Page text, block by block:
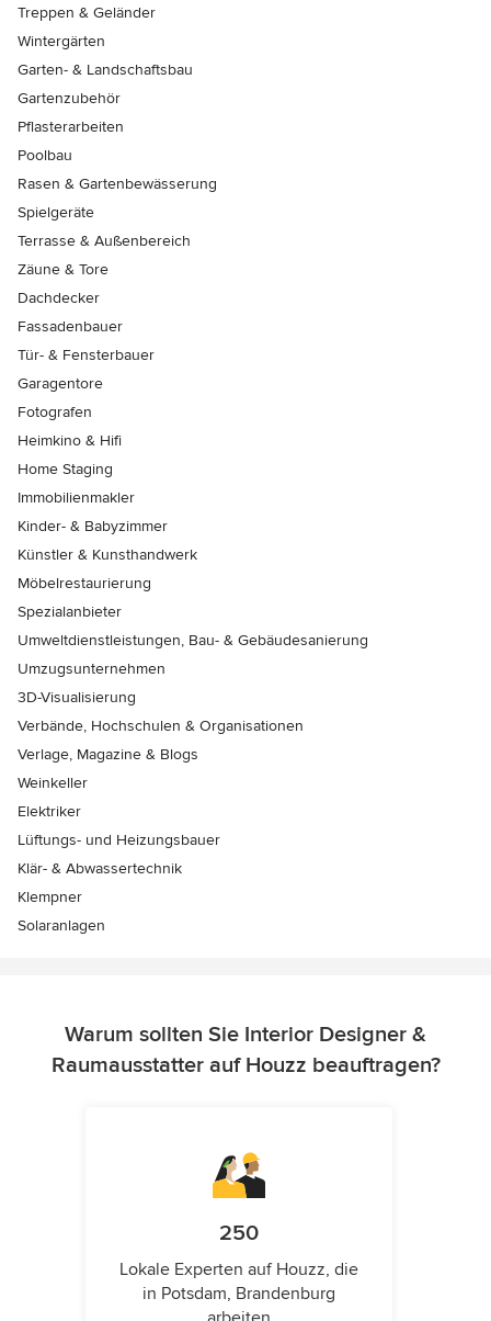
Treppen & Geländer
Wintergärten
Garten- & Landschaftsbau
Gartenzubehör
Pflasterarbeiten
Poolbau
Rasen & Gartenbewässerung
Spielgeräte
Terrasse & Außenbereich
Zäune & Tore
Dachdecker
Fassadenbauer
Tür- & Fensterbauer
Garagentore
Fotografen
Heimkino & Hifi
Home Staging
Immobilienmakler
Kinder- & Babyzimmer
Künstler & Kunsthandwerk
Möbelrestaurierung
Spezialanbieter
Umweltdienstleistungen, Bau- & Gebäudesanierung
Umzugsunternehmen
3D-Visualisierung
Verbände, Hochschulen & Organisationen
Verlage, Magazine & Blogs
Weinkeller
Elektriker
Lüftungs- und Heizungsbauer
Klär- & Abwassertechnik
Klempner
Solaranlagen
Warum sollten Sie Interior Designer &
Raumausstatter auf Houzz beauftragen?
250
Lokale Experten auf Houzz, die
in Potsdam, Brandenburg